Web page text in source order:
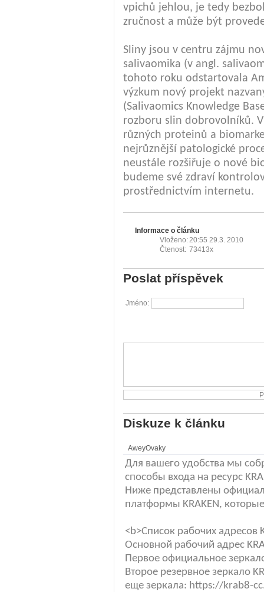
vpichů jehlou, je tedy
zručnost a může být
Sliny jsou v centru zájmu
salivaomika (v angl.
tohoto roku odstartovala
výzkum nový projekt
(Salivaomics Knowledge
rozboru slin dobrovolníků.
různých proteinů a
nejrůznější patologické
neustále rozšiřuje o nové
budeme své zdraví
prostřednictvím internetu.
Informace o článku
Vloženo:20:55 29.3. 2010
Čtenost: 73413x
Poslat příspěvek
Jméno:
Diskuze k článku
AweyOvaky
Для вашего удобства мы
способы входа на ресурс
Ниже представлены
платформы KRAKEN,
<b>Список рабочих адресов
Основной рабочий адрес
Первое официальное
Второе резервное зеркало
еще зеркала: https://krab8-